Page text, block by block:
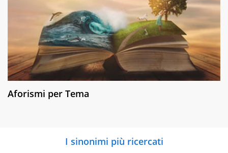
Aforismi per Tema
I sinonimi più ricercati